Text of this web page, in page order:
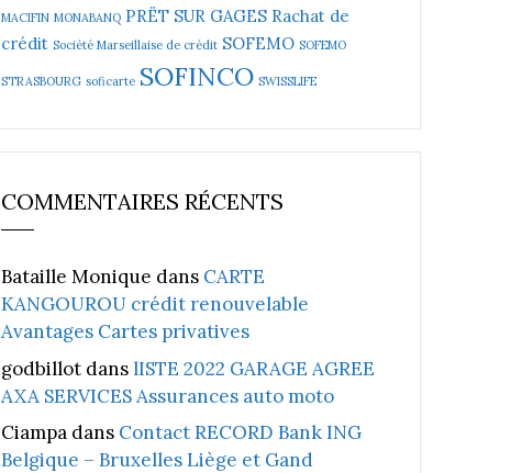
MACIFIN MONABANQ PRËT SUR GAGES Rachat de
crédit Société Marseillaise de crédit SOFEMO SOFEMO
STRASBOURG soficarte SOFINCO SWISSLIFE
COMMENTAIRES RÉCENTS
Bataille Monique dans CARTE
KANGOUROU crédit renouvelable
Avantages Cartes privatives
godbillot danslISTE 2022 GARAGE AGREE
AXA SERVICES Assurances auto moto
Ciampa dans Contact RECORD Bank ING
Belgique – Bruxelles Liège et Gand